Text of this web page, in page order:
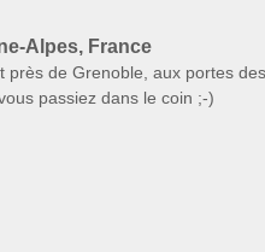
Alpes, France
près de Grenoble, aux portes des
passiez dans le coin ;-)